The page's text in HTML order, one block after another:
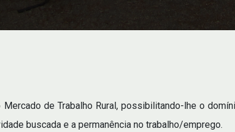
Mercado de Trabalho Rural, possibilitando-lhe o
buscada e a permanência no trabalho/emprego.